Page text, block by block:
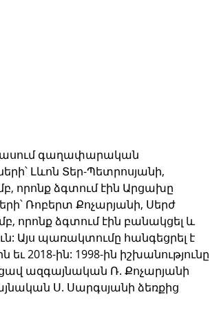
գաղափարական
Լևոն Տեր-Պետրոսյանի,
որոնք ձգտում էին Արցախը
Ռոբերտ Քոչարյանի, Սերժ
որոնք ձգտում էին բանակցել և
Այս պառակտումը հանգեցրել է
2018-ին: 1998-ին իշխանությունը
ազգայնական Ռ. Քոչարյանի
Ս. Սարգսյանի ձեռքից